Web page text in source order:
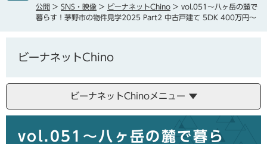
公開 > SNS・映像 > ビーナネットChino > vol.051〜八ヶ岳の麓で
暮らす！茅野市の物件見学2025 Part2 中古戸建て 5DK 400万円〜
ビーナネットChino
ビーナネットChinoメニュー
vol.051〜八ヶ岳の麓で暮ら